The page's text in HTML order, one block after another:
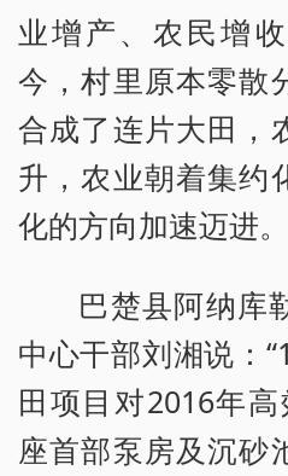
业增产、农民增
今，村里原本零散
合成了连片大田，
升，农业朝着集约
化的方向加速迈进。
巴楚县阿纳库
中心干部刘湘说：
田项目对2016年
座首部泵房及沉砂